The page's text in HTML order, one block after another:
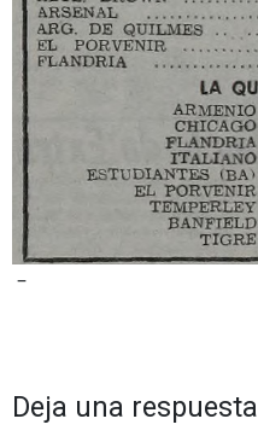
–
Deja una respuesta